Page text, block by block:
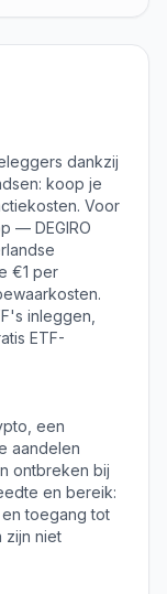
dankzij
koop je
Voor
— DEGIRO
€1 per
inleggen,
ETF-
een
aandelen
ontbreken bij
en bereik:
toegang tot
zijn niet